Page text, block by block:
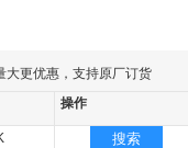
更优惠，支持原厂订货
操作
搜索